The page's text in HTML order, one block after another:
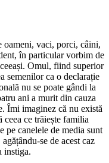
oameni, vaci, porci, câini,
în particular vorbim de
Omul, fiind superior
semenilor ca o declarație
nu se poate gândi la
ani a murit din cauza
Îmi imaginez că nu există
ceea ce trăiește familia
pe canelele de media sunt
se de acest caz
instiga.